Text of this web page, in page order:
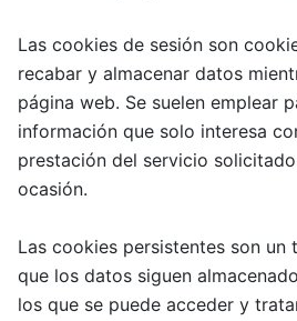
Las cookies de sesión son
recabar y almacenar datos
página web. Se suelen emplear
información que solo interesa
prestación del servicio
ocasión.
Las cookies persistentes son un
que los datos siguen
los que se puede acceder y